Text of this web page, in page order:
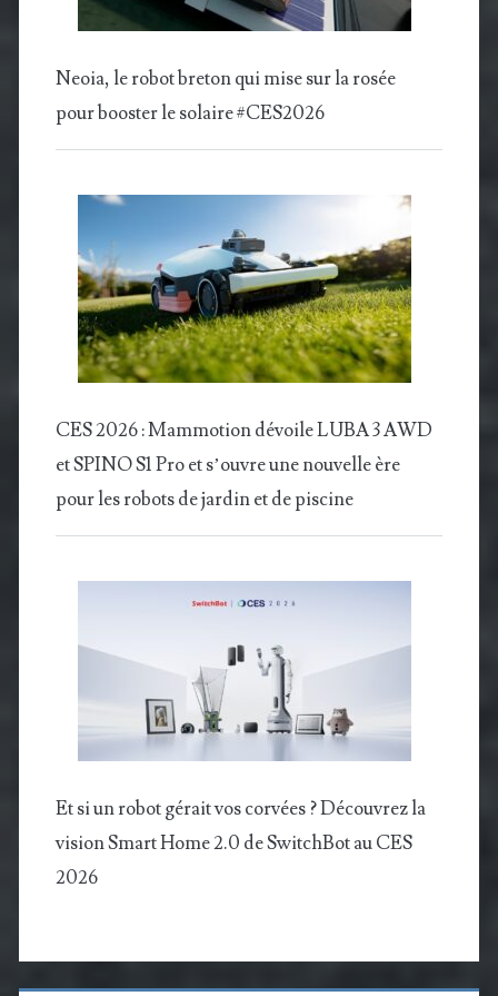
Neoia, le robot breton qui mise sur la rosée
pour booster le solaire #CES2026
CES 2026 : Mammotion dévoile LUBA 3 AWD
et SPINO S1 Pro et s’ouvre une nouvelle ère
pour les robots de jardin et de piscine
Et si un robot gérait vos corvées ? Découvrez la
vision Smart Home 2.0 de SwitchBot au CES
2026